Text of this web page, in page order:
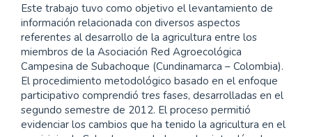
Este trabajo tuvo como objetivo el levantamiento de
información relacionada con diversos aspectos
referentes al desarrollo de la agricultura entre los
miembros de la Asociación Red Agroecológica
Campesina de Subachoque (Cundinamarca – Colombia).
El procedimiento metodológico basado en el enfoque
participativo comprendió tres fases, desarrolladas en el
segundo semestre de 2012. El proceso permitió
evidenciar los cambios que ha tenido la agricultura en el